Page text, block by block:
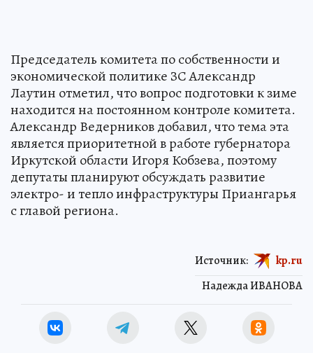
Председатель комитета по собственности и
экономической политике ЗС Александр
Лаутин отметил, что вопрос подготовки к зиме
находится на постоянном контроле комитета.
Александр Ведерников добавил, что тема эта
является приоритетной в работе губернатора
Иркутской области Игоря Кобзева, поэтому
депутаты планируют обсуждать развитие
электро- и тепло инфраструктуры Приангарья
с главой региона.
Надежда ИВАНОВА
Источник: kp.ru